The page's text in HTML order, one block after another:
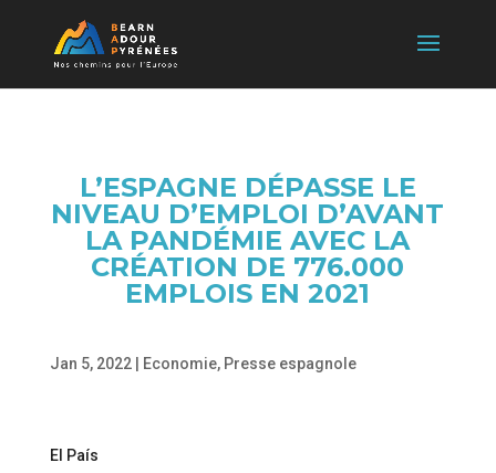
L’ESPAGNE DÉPASSE LE
NIVEAU D’EMPLOI D’AVANT
LA PANDÉMIE AVEC LA
CRÉATION DE 776.000
EMPLOIS EN 2021
Jan 5, 2022| Economie, Presse espagnole
El País